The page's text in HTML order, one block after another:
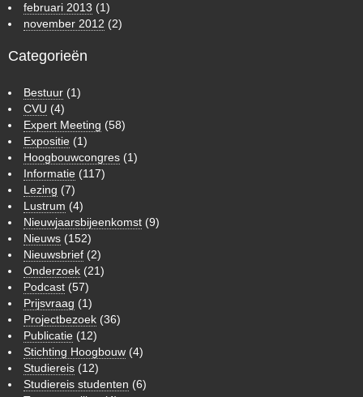
februari 2013 (1)
november 2012 (2)
Categorieën
Bestuur (1)
CVU (4)
Expert Meeting (58)
Expositie (1)
Hoogbouwcongres (1)
Informatie (117)
Lezing (7)
Lustrum (4)
Nieuwjaarsbijeenkomst (9)
Nieuws (152)
Nieuwsbrief (2)
Onderzoek (21)
Podcast (57)
Prijsvraag (1)
Projectbezoek (36)
Publicatie (12)
Stichting Hoogbouw (4)
Studiereis (12)
Studiereis studenten (6)